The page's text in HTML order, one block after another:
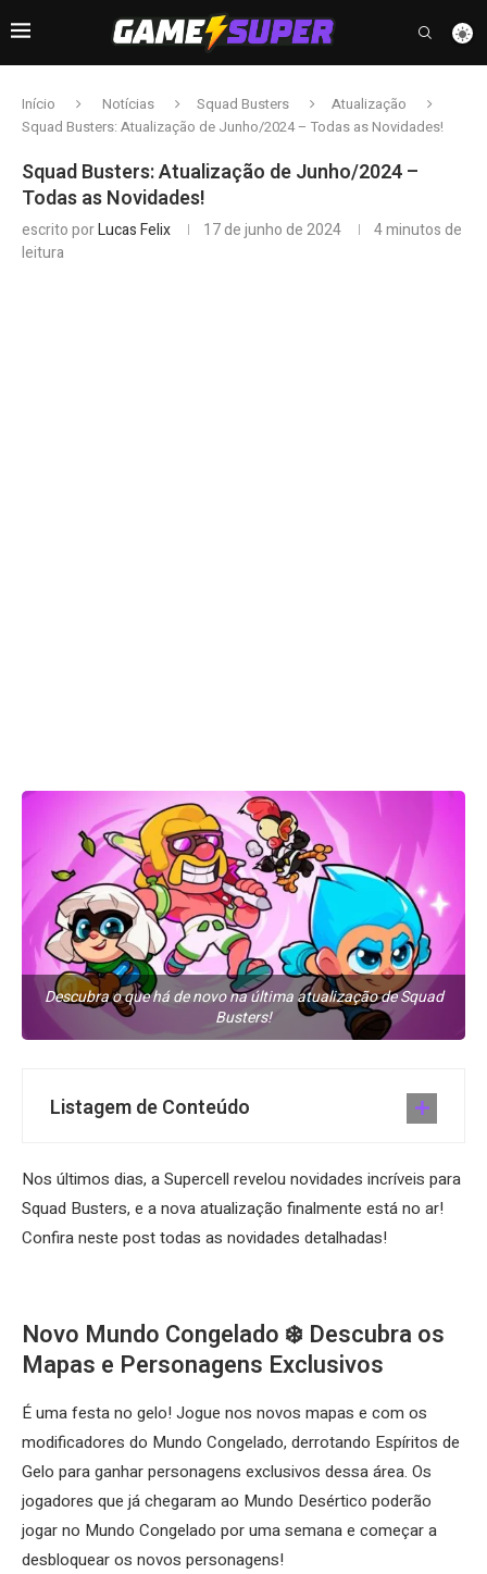
Início Notícias Squad Busters
Atualização
Squad Busters: Atualização de Junho/2024 – Todas as Novidades!
Squad Busters: Atualização de Junho/2024 –
Todas as Novidades!
escrito porLucas Felix 17 de junho de 2024
4 minutos de
leitura
Descubra o que há de novo na última atualização de Squad
Busters!
Listagem de Conteúdo
Nos últimos dias, a Supercell revelou novidades incríveis para
Squad Busters, e a nova atualização finalmente está no ar!
Confira neste post todas as novidades detalhadas!
Novo Mundo Congelado ❄️ Descubra os
Mapas e Personagens Exclusivos
É uma festa no gelo! Jogue nos novos mapas e com os
modificadores do Mundo Congelado, derrotando Espíritos de
Gelo para ganhar personagens exclusivos dessa área. Os
jogadores que já chegaram ao Mundo Desértico poderão
jogar no Mundo Congelado por uma semana e começar a
desbloquear os novos personagens!